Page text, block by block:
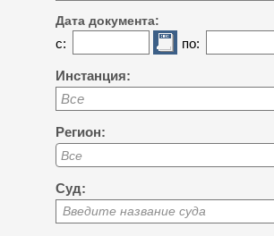
Дата документа:
с: по:
Инстанция:
Все
Регион:
Суд:
Введите название суда